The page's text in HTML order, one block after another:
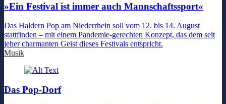
»Ein Festival ist immer auch Mannschaftssport«
Das Haldern Pop am Niederrhein soll vom 12. bis 14. August
stattfinden – mit einem Pandemie-gerechten Konzept, das dem seit
jeher charmanten Geist dieses Festivals entspricht.
Musik
Das Pop-Dorf